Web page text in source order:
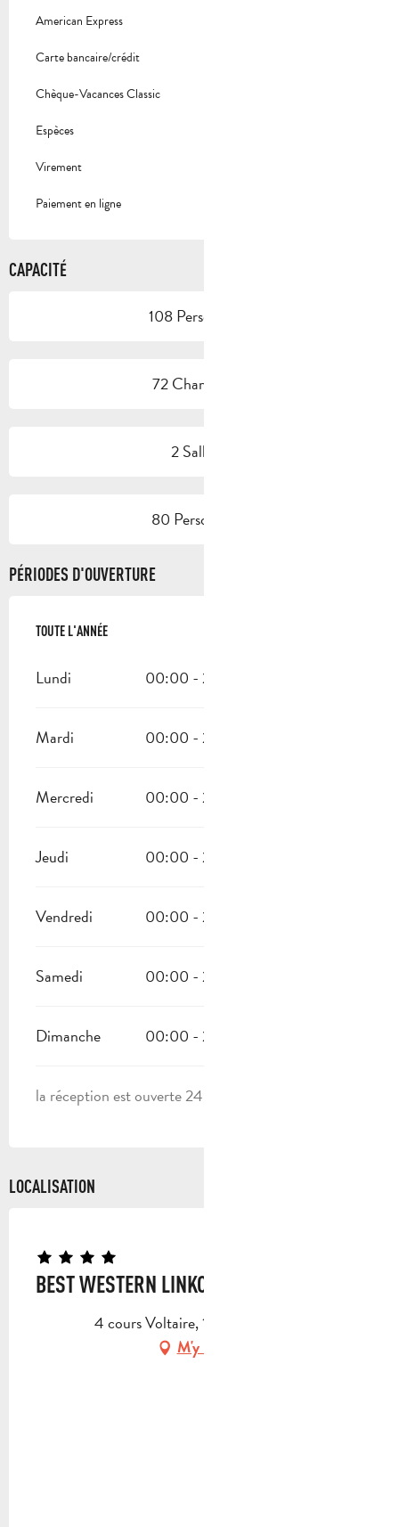
American Express
Carte bancaire/crédit
Chèque-Vacances Classic
Espèces
Virement
Paiement en ligne
CAPACITÉ
108 Personne(s)
72 Chambre(s)
2 Salle(s)
80 Personne(s)
PÉRIODES D'OUVERTURE
TOUTE L'ANNÉE
TOUTE L'ANNÉE
Lundi 00:00 - 23:30
Mardi 00:00 - 23:30
Mercredi 00:00 - 23:30
Jeudi 00:00 - 23:30
Vendredi 00:00 - 23:30
Samedi 00:00 - 23:30
Dimanche 00:00 - 23:30
la réception est ouverte 24h/24 7j/7
LOCALISATION
BEST WESTERN LINKO HÔTEL
4 cours Voltaire, 13400 Aubagne
M'y rendre